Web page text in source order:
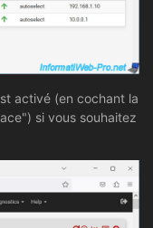
activé (en cochant la
si vous souhaitez